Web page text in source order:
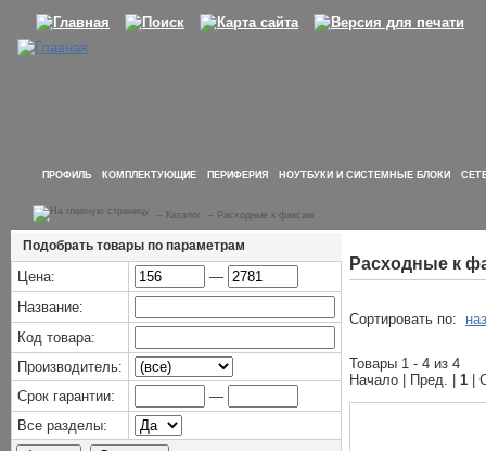
ПРОФИЛЬ КОМПЛЕКТУЮЩИЕ ПЕРИФЕРИЯ НОУТБУКИ И СИСТЕМНЫЕ БЛОКИ
– Каталог – Расходные к факсам
Подобрать товары по параметрам
Цена:
—
Название:
Код товара:
Производитель:
Срок гарантии:
—
Все разделы:
Расходные к
Сортировать по:
Товары 1 - 4 из 4
Начало | Пред. | 1 |